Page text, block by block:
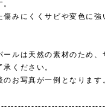
傷みにくくサビや変色に
ルは天然の素材のため、
承ください。
のお写真が一例となります